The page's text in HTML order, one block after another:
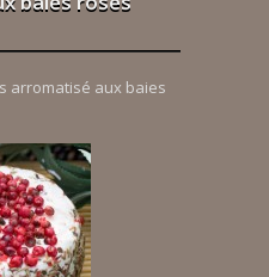
arromatisé aux baies